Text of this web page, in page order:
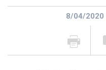
8/04/2020